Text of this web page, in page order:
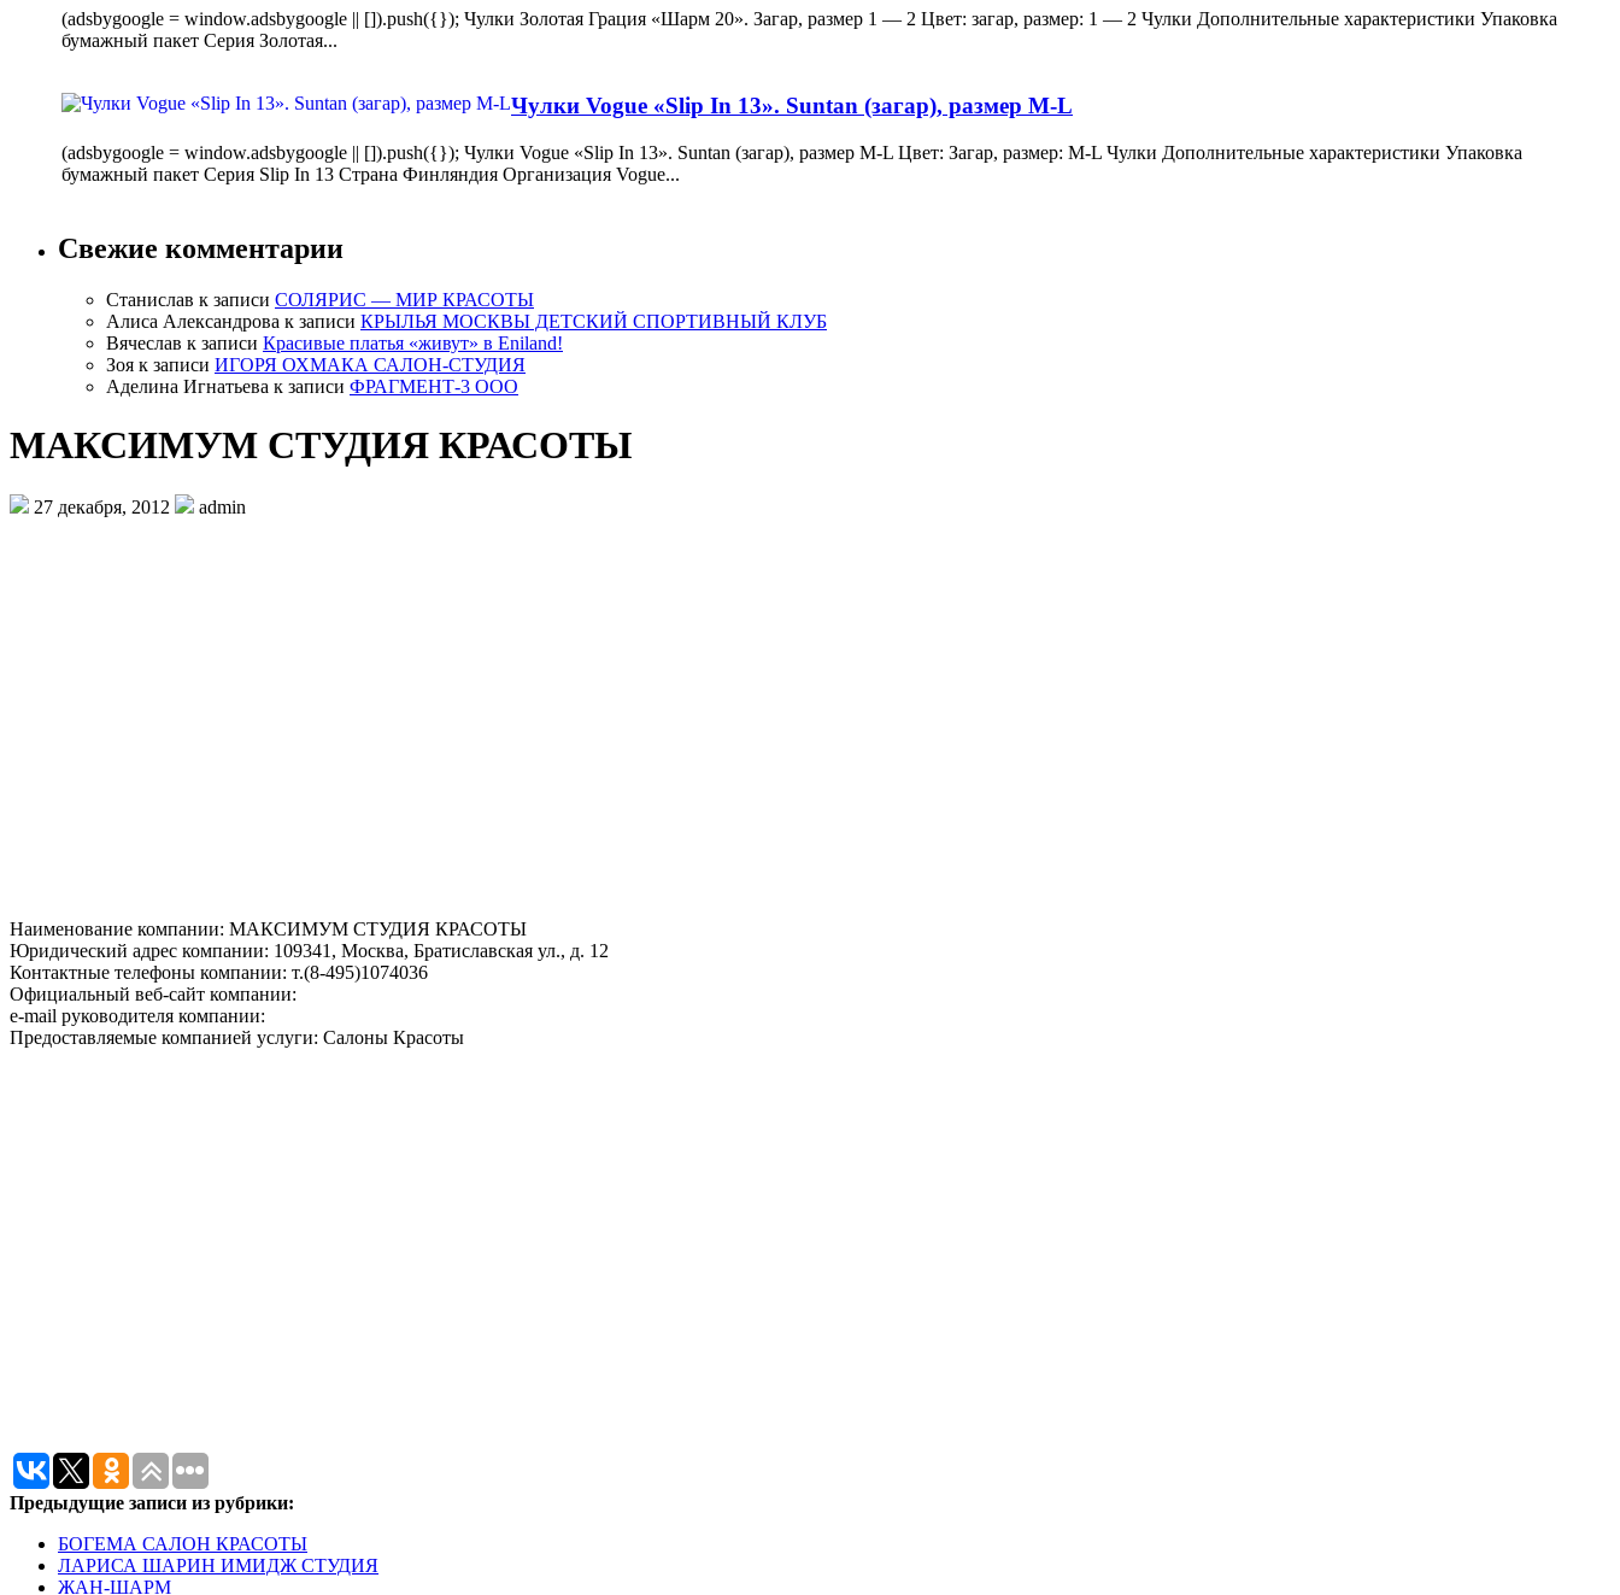
(adsbygoogle = window.adsbygoogle || []).push({}); Чулки Золотая Грация «Шарм 20». Загар, размер 1 — 2 Цвет: загар, размер: 1 — 2 Чулки Дополнительные характеристики Упаковка
бумажный пакет Серия Золотая...
Чулки Vogue «Slip In 13». Suntan (загар), размер M-L
(adsbygoogle = window.adsbygoogle || []).push({}); Чулки Vogue «Slip In 13». Suntan (загар), размер M-L Цвет: Загар, размер: M-L Чулки Дополнительные характеристики Упаковка
бумажный пакет Серия Slip In 13 Страна Финляндия Организация Vogue...
Свежие комментарии
Станислав к записи СОЛЯРИС — МИР КРАСОТЫ
Алиса Александрова к записи КРЫЛЬЯ МОСКВЫ ДЕТСКИЙ СПОРТИВНЫЙ КЛУБ
Вячеслав к записи Красивые платья «живут» в Eniland!
Зоя к записи ИГОРЯ ОХМАКА САЛОН-СТУДИЯ
Аделина Игнатьева к записи ФРАГМЕНТ-3 ООО
МАКСИМУМ СТУДИЯ КРАСОТЫ
27 декабря, 2012 admin
Наименование компании: МАКСИМУМ СТУДИЯ КРАСОТЫ
Юридический адрес компании: 109341, Москва, Братиславская ул., д. 12
Контактные телефоны компании: т.(8-495)1074036
Официальный веб-сайт компании:
e-mail руководителя компании:
Предоставляемые компанией услуги: Салоны Красоты
Предыдущие записи из рубрики:
БОГЕМА САЛОН КРАСОТЫ
ЛАРИСА ШАРИН ИМИДЖ СТУДИЯ
ЖАН-ШАРМ